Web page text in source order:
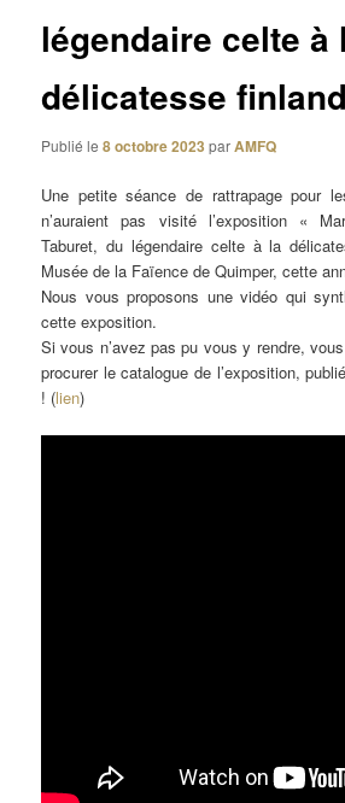
légendaire celte à
délicatesse
Publié le8 octobre 2023 parAMFQ
Une petite séance de rattrapage pour
n’auraient pas visité l’exposition «
Taburet, du légendaire celte à la
Musée de la Faïence de Quimper, cette
Nous vous proposons une vidéo qui
cette exposition.
Si vous n’avez pas pu vous y rendre,
procurer le catalogue de l’exposition,
! (lien)